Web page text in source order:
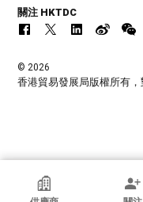
Intellect
關注 HKTDC
© 2026
香港貿易發展局版權所有，